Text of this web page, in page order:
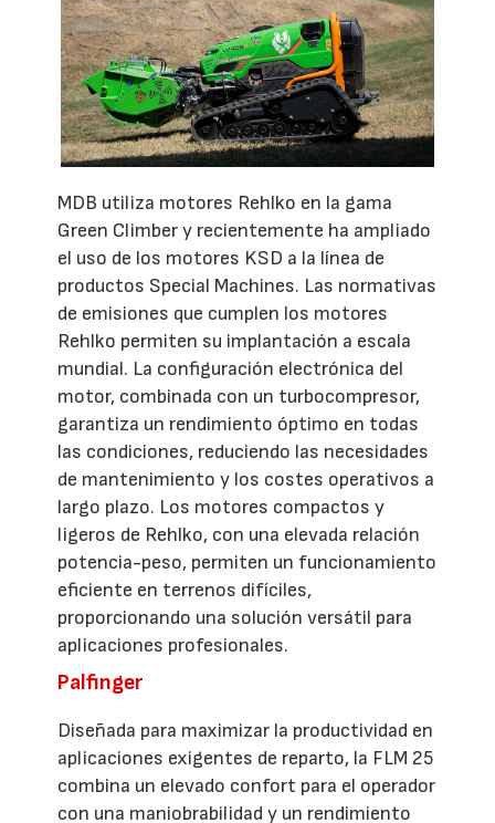
MDB utiliza motores Rehlko en la gama
Green Climber y recientemente ha ampliado
el uso de los motores KSD a la línea de
productos Special Machines. Las normativas
de emisiones que cumplen los motores
Rehlko permiten su implantación a escala
mundial. La configuración electrónica del
motor, combinada con un turbocompresor,
garantiza un rendimiento óptimo en todas
las condiciones, reduciendo las necesidades
de mantenimiento y los costes operativos a
largo plazo. Los motores compactos y
ligeros de Rehlko, con una elevada relación
potencia-peso, permiten un funcionamiento
eficiente en terrenos difíciles,
proporcionando una solución versátil para
aplicaciones profesionales.
Palfinger
Diseñada para maximizar la productividad en
aplicaciones exigentes de reparto, la FLM 25
combina un elevado confort para el operador
con una maniobrabilidad y un rendimiento